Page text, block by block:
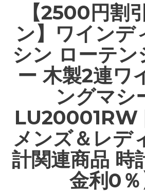
【2500円割
ン】ワインデ
シン ローテン
ー 木製2連ワ
ングマシ
LU20001RW
メンズ＆レデ
計関連商品 時
金利0％